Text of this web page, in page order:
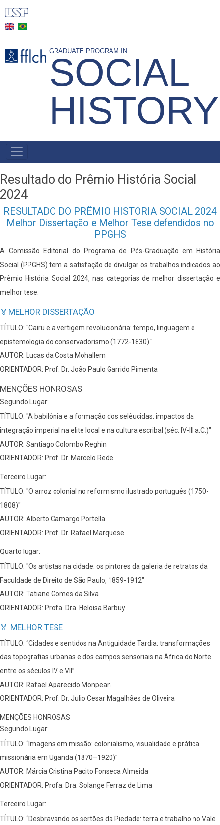
Skip
content
GRADUATE PROGRAM IN
SOCIAL
HISTORY
MAIN
NAVIGATION
BR
Resultado do Prêmio História Social
2024
RESULTADO DO PRÊMIO HISTÓRIA SOCIAL 2024
Melhor Dissertação e Melhor Tese defendidos no
PPGHS
A Comissão Editorial do Programa de Pós-Graduação em História
Social (PPGHS) tem a satisfação de divulgar os trabalhos indicados ao
Prêmio História Social 2024, nas categorias de melhor dissertação e
melhor tese.
🏅MELHOR DISSERTAÇÃO
TÍTULO: "Cairu e a vertigem revolucionária: tempo, linguagem e
epistemologia do conservadorismo (1772-1830)."
AUTOR: Lucas da Costa Mohallem
ORIENTADOR: Prof. Dr. João Paulo Garrido Pimenta
MENÇÕES HONROSAS
Segundo Lugar:
TÍTULO: "A babilônia e a formação dos selêucidas: impactos da
integração imperial na elite local e na cultura escribal (séc. IV-III a.C.)"
AUTOR: Santiago Colombo Reghin
ORIENTADOR: Prof. Dr. Marcelo Rede
Terceiro Lugar:
TÍTULO: "O arroz colonial no reformismo ilustrado português (1750-
1808)"
AUTOR: Alberto Camargo Portella
ORIENTADOR: Prof. Dr. Rafael Marquese
Quarto lugar:
TÍTULO: "Os artistas na cidade: os pintores da galeria de retratos da
Faculdade de Direito de São Paulo, 1859-1912"
AUTOR: Tatiane Gomes da Silva
ORIENTADOR: Profa. Dra. Heloisa Barbuy
🏅 MELHOR TESE
TÍTULO: “Cidades e sentidos na Antiguidade Tardia: transformações
das topografias urbanas e dos campos sensoriais na África do Norte
entre os séculos IV e VII”
AUTOR: Rafael Aparecido Monpean
ORIENTADOR: Prof. Dr. Julio Cesar Magalhães de Oliveira
MENÇÕES HONROSAS
Segundo Lugar:
TÍTULO: “Imagens em missão: colonialismo, visualidade e prática
missionária em Uganda (1870–1920)”
AUTOR: Márcia Cristina Pacito Fonseca Almeida
ORIENTADOR: Profa. Dra. Solange Ferraz de Lima
Terceiro Lugar:
TÍTULO: “Desbravando os sertões da Piedade: terra e trabalho no Vale